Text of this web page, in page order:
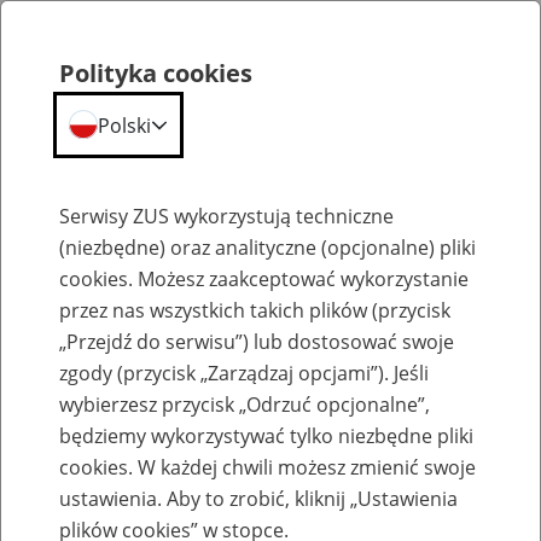
Emerytury
Baza zlikwidowanych lub
przekształconych zakładów pracy
Polityka cookies
Polski
Serwisy ZUS wykorzystują techniczne
(niezbędne) oraz analityczne (opcjonalne) pliki
cookies. Możesz zaakceptować wykorzystanie
przez nas wszystkich takich plików (przycisk
„Przejdź do serwisu”) lub dostosować swoje
zgody (przycisk „Zarządzaj opcjami”). Jeśli
wybierzesz przycisk „Odrzuć opcjonalne”,
będziemy wykorzystywać tylko niezbędne pliki
cookies. W każdej chwili możesz zmienić swoje
ustawienia. Aby to zrobić, kliknij „Ustawienia
plików cookies” w stopce.